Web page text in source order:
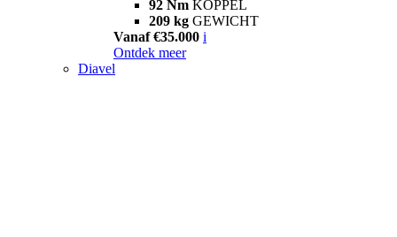
92 Nm KOPPEL
209 kg GEWICHT
Vanaf €35.000 i
Ontdek meer
Diavel